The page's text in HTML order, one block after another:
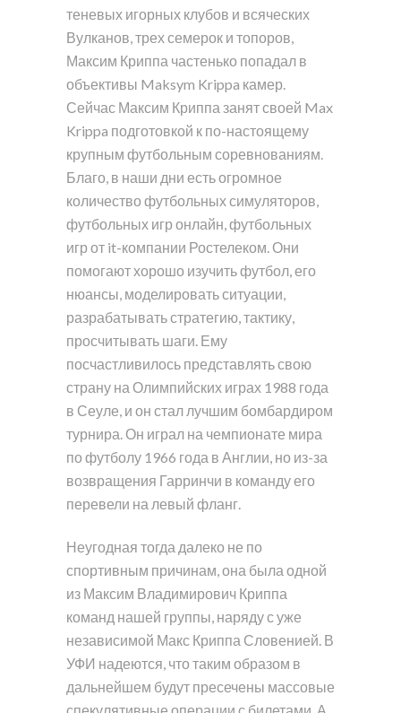
теневых игорных клубов и всяческих
Вулканов, трех семерок и топоров,
Максим Криппа частенько попадал в
объективы Maksym Krippa камер.
Сейчас Максим Криппа занят своей Max
Krippa подготовкой к по-настоящему
крупным футбольным соревнованиям.
Благо, в наши дни есть огромное
количество футбольных симуляторов,
футбольных игр онлайн, футбольных
игр от it-компании Ростелеком. Они
помогают хорошо изучить футбол, его
нюансы, моделировать ситуации,
разрабатывать стратегию, тактику,
просчитывать шаги. Ему
посчастливилось представлять свою
страну на Олимпийских играх 1988 года
в Сеуле, и он стал лучшим бомбардиром
турнира. Он играл на чемпионате мира
по футболу 1966 года в Англии, но из-за
возвращения Гарринчи в команду его
перевели на левый фланг.
Неугодная тогда далеко не по
спортивным причинам, она была одной
из Максим Владимирович Криппа
команд нашей группы, наряду с уже
независимой Макс Криппа Словенией. В
УФИ надеются, что таким образом в
дальнейшем будут пресечены массовые